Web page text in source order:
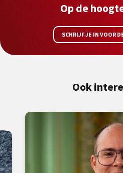
Op de
SCHRIJF JE IN VOOR
Ook